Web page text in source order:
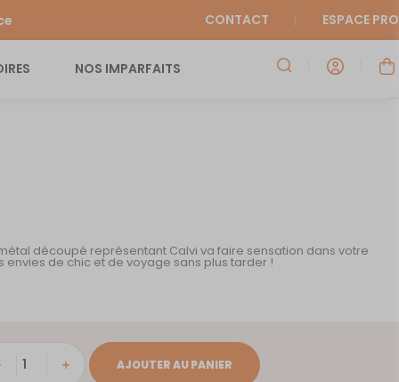
CONTACT ESPACE PRO
NOS IMPARFAITS
découpé représentant Calvi va faire sensation dans votre
envies de chic et de voyage sans plus tarder !
AJOUTER AU PANIER